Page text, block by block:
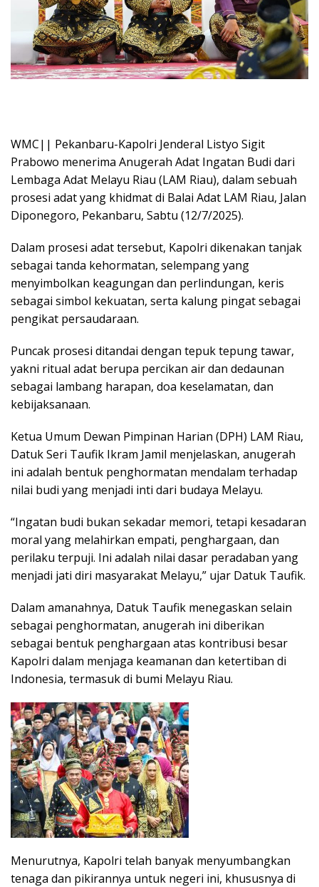
WMC|| Pekanbaru-Kapolri Jenderal Listyo Sigit
Prabowo menerima Anugerah Adat Ingatan Budi dari
Lembaga Adat Melayu Riau (LAM Riau), dalam sebuah
prosesi adat yang khidmat di Balai Adat LAM Riau, Jalan
Diponegoro, Pekanbaru, Sabtu (12/7/2025).
Dalam prosesi adat tersebut, Kapolri dikenakan tanjak
sebagai tanda kehormatan, selempang yang
menyimbolkan keagungan dan perlindungan, keris
sebagai simbol kekuatan, serta kalung pingat sebagai
pengikat persaudaraan.
Puncak prosesi ditandai dengan tepuk tepung tawar,
yakni ritual adat berupa percikan air dan dedaunan
sebagai lambang harapan, doa keselamatan, dan
kebijaksanaan.
Ketua Umum Dewan Pimpinan Harian (DPH) LAM Riau,
Datuk Seri Taufik Ikram Jamil menjelaskan, anugerah
ini adalah bentuk penghormatan mendalam terhadap
nilai budi yang menjadi inti dari budaya Melayu.
“Ingatan budi bukan sekadar memori, tetapi kesadaran
moral yang melahirkan empati, penghargaan, dan
perilaku terpuji. Ini adalah nilai dasar peradaban yang
menjadi jati diri masyarakat Melayu,” ujar Datuk Taufik.
Dalam amanahnya, Datuk Taufik menegaskan selain
sebagai penghormatan, anugerah ini diberikan
sebagai bentuk penghargaan atas kontribusi besar
Kapolri dalam menjaga keamanan dan ketertiban di
Indonesia, termasuk di bumi Melayu Riau.
Menurutnya, Kapolri telah banyak menyumbangkan
tenaga dan pikirannya untuk negeri ini, khususnya di